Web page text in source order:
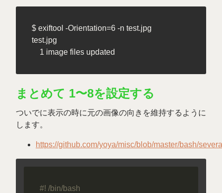
$ exiftool -Orientation=6 -n test.jpg
test.jpg
まとめて 1〜8を設定する
ついでに表示の時に元の画像の向きを維持するように
します。
https://github.com/yoya/misc/blob/master/bash/